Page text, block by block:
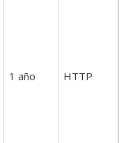
1 año HTTP